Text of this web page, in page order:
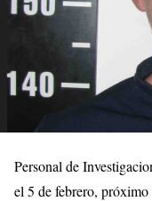
Personal de
el 5 de febrero,